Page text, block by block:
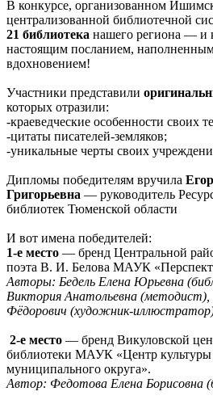
В конкурсе, организованном
централизованной библиотечной
21 библиотека нашего региона — и
настоящим посланием,
вдохновением!
Участники представили
которых отразили:
-краеведческие особенности своих
-цитаты писателей‑земляков;
-уникальные черты своих
Дипломы победителям вручила
Григорьевна — руководитель
библиотек Тюменской области
И вот имена победителей:
1‑е место — бренд Центральной
поэта В. И. Белова МАУК
Авторы: Бедель Елена Юрьевна
Виктория Анатольевна (методист),
Фёдорович
2‑е место — бренд Викуловской
библиотеки МАУК «Центр культуры
муниципального округа».
Автор: Федотова Елена Борисовна